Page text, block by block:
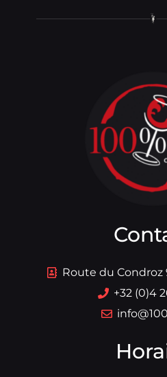
Route du Condroz
+32 (0)4